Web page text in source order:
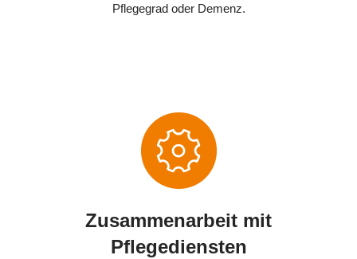
Pflegegrad oder Demenz.
Zusammenarbeit mit
Pflegediensten